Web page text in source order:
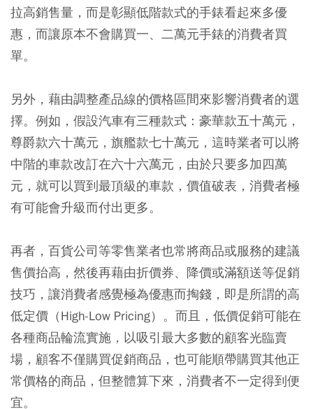
拉高銷售量，而是彰顯低階款式的手錶看起來多優
惠，而讓原本不會購買一、二萬元手錶的消費者買
單。
另外，藉由調整產品線的價格區間來影響消費者的選
擇。例如，假設汽車有三種款式：豪華款五十萬元，
尊爵款六十萬元，旗艦款七十萬元，這時業者可以將
中階的車款改訂在六十六萬元，由於只要多加四萬
元，就可以買到最頂級的車款，價值破表，消費者極
有可能會升級而付出更多。
再者，百貨公司等零售業者也常將商品或服務的建議
售價抬高，然後再藉由折價券、降價或滿額送等促銷
技巧，讓消費者感覺極為優惠而掏錢，即是所謂的高
低定價 （High-Low Pricing）。而且，低價促銷可能在
各種商品輪流實施，以吸引最大多數的顧客光臨賣
場，顧客不僅購買促銷商品，也可能順帶購買其他正
常價格的商品，但整體算下來，消費者不一定得到便
宜。